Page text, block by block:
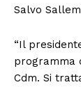
Salvo
“Il
programma
Cdm. Si